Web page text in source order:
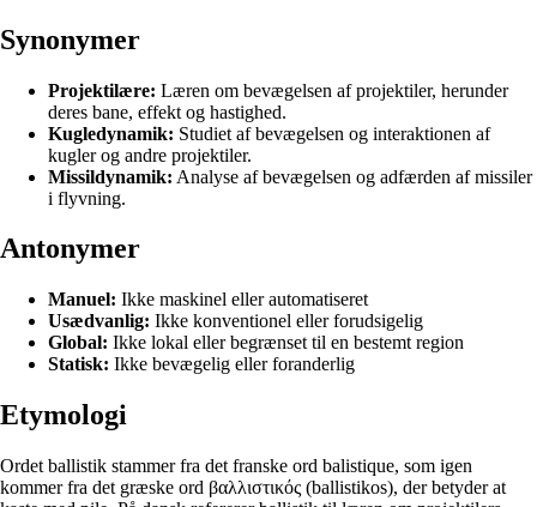
Synonymer
Projektilære: Læren om bevægelsen af projektiler, herunder
deres bane, effekt og hastighed.
Kugledynamik: Studiet af bevægelsen og interaktionen af
kugler og andre projektiler.
Missildynamik: Analyse af bevægelsen og adfærden af missiler
i flyvning.
Antonymer
Manuel: Ikke maskinel eller automatiseret
Usædvanlig: Ikke konventionel eller forudsigelig
Global: Ikke lokal eller begrænset til en bestemt region
Statisk: Ikke bevægelig eller foranderlig
Etymologi
Ordet ballistik stammer fra det franske ord balistique, som igen
kommer fra det græske ord βαλλιστικός (ballistikos), der betyder at